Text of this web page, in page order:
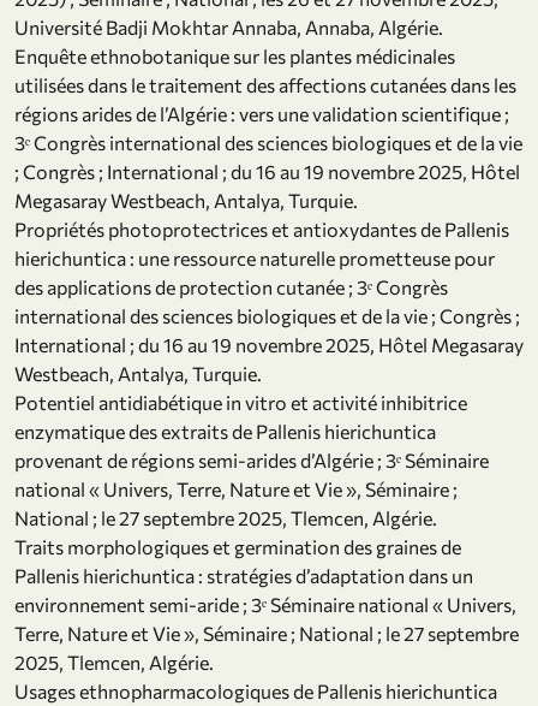
Université Badji Mokhtar Annaba, Annaba, Algérie.
Enquête ethnobotanique sur les plantes médicinales
utilisées dans le traitement des affections cutanées dans les
régions arides de l’Algérie : vers une validation scientifique ;
3ᵉ Congrès international des sciences biologiques et de la vie
; Congrès ; International ; du 16 au 19 novembre 2025, Hôtel
Megasaray Westbeach, Antalya, Turquie.
Propriétés photoprotectrices et antioxydantes de Pallenis
hierichuntica : une ressource naturelle prometteuse pour
des applications de protection cutanée ; 3ᵉ Congrès
international des sciences biologiques et de la vie ; Congrès ;
International ; du 16 au 19 novembre 2025, Hôtel Megasaray
Westbeach, Antalya, Turquie.
Potentiel antidiabétique in vitro et activité inhibitrice
enzymatique des extraits de Pallenis hierichuntica
provenant de régions semi-arides d’Algérie ; 3ᵉ Séminaire
national « Univers, Terre, Nature et Vie », Séminaire ;
National ; le 27 septembre 2025, Tlemcen, Algérie.
Traits morphologiques et germination des graines de
Pallenis hierichuntica : stratégies d’adaptation dans un
environnement semi-aride ; 3ᵉ Séminaire national « Univers,
Terre, Nature et Vie », Séminaire ; National ; le 27 septembre
2025, Tlemcen, Algérie.
Usages ethnopharmacologiques de Pallenis hierichuntica